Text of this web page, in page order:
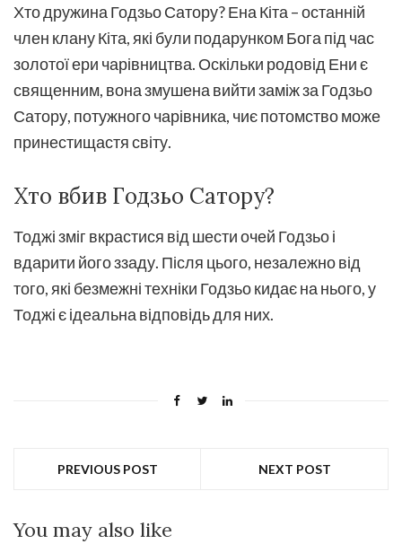
Хто дружина Годзьо Сатору? Ена Кіта – останній
член клану Кіта, які були подарунком Бога під час
золотої ери чарівництва. Оскільки родовід Ени є
священним, вона змушена вийти заміж за Годзьо
Сатору, потужного чарівника, чиє потомство може
принестищастя світу.
Хто вбив Годзьо Сатору?
Тоджі зміг вкрастися від шести очей Годзьо і
вдарити його ззаду. Після цього, незалежно від
того, які безмежні техніки Годзьо кидає на нього, у
Тоджі є ідеальна відповідь для них.
PREVIOUS POST NEXT POST
You may also like